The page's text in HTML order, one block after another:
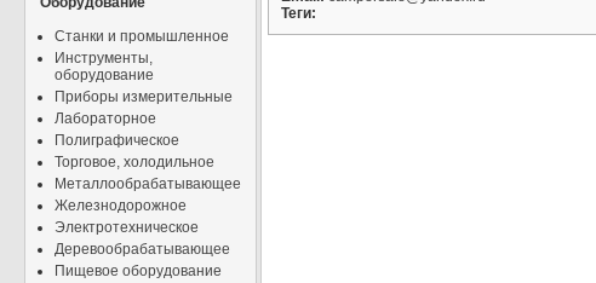
Станки и промышленное
Инструменты,
оборудование
Приборы измерительные
Лабораторное
Полиграфическое
Торговое, холодильное
Металлообрабатывающее
Железнодорожное
Электротехническое
Деревообрабатывающее
Пищевое оборудование
Теги: